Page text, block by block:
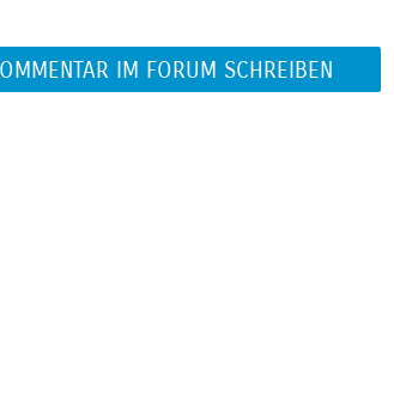
IM FORUM SCHREIBEN